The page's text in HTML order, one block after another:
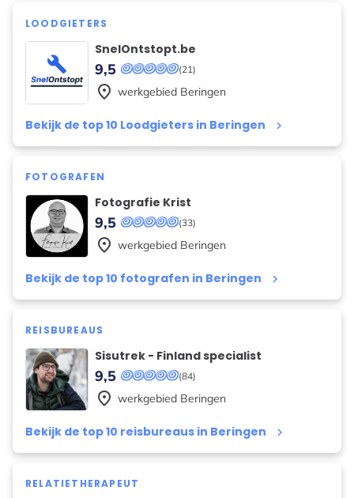
LOODGIETERS
SnelOntstopt.be
(21)
9,5
Bekijk de top 10 Loodgieters in Beringen keyboard_arrow_right
place werkgebied Beringen
FOTOGRAFEN
Fotografie Krist
(33)
9,5
Bekijk de top 10 fotografen in Beringen keyboard_arrow_right
place werkgebied Beringen
REISBUREAUS
Sisutrek - Finland specialist
(84)
9,5
Bekijk de top 10 reisbureaus in Beringen keyboard_arrow_right
place werkgebied Beringen
RELATIETHERAPEUT